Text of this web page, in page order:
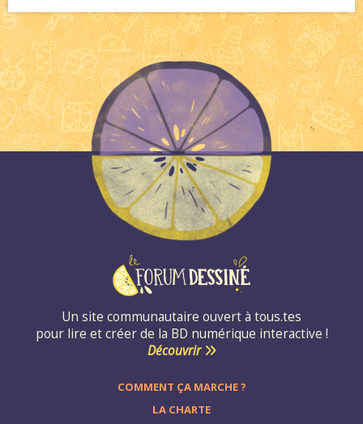
Un site communautaire ouvert à tous.tes
pour lire et créer de la BD numérique interactive !
Découvrir
COMMENT ÇA MARCHE ?
LA CHARTE